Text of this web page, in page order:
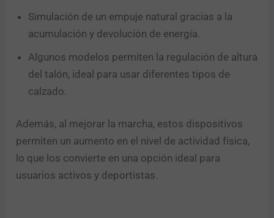
Simulación de un empuje natural gracias a la
acumulación y devolución de energía.
Algunos modelos permiten la regulación de altura
del talón, ideal para usar diferentes tipos de
calzado.
Además, al mejorar la marcha, estos dispositivos
permiten un aumento en el nivel de actividad física,
lo que los convierte en una opción ideal para
usuarios activos y deportistas.